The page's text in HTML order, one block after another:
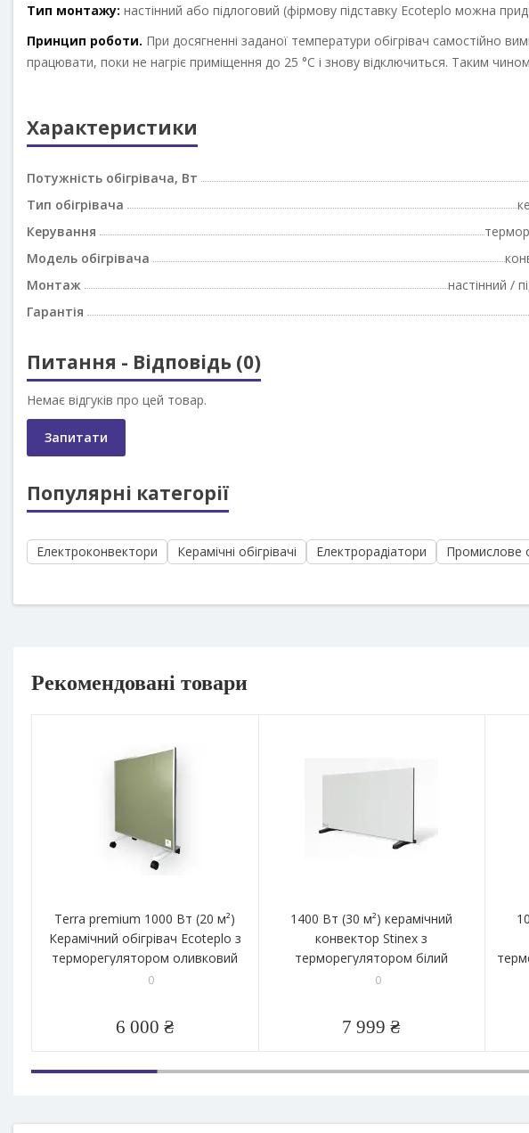
Тип монтажу: настінний або підлоговий (фірмову підставку Ecoteрlo можна
Принцип роботи. При досягненні заданої температури обігрівач самостійно
працювати, поки не нагріє приміщення до 25 °С і знову відключиться. Таким
Характеристики
Потужність обігрівача, Вт
Тип обігрівача
Керування
Модель обігрівача
Монтаж
настінний /
Гарантія
Питання - Відповідь (0)
Немає відгуків про цей товар.
Запитати
Популярні категорії
Електроконвектори Керамічні обігрівачі Електрорадіатори Промислове
Рекомендовані товари
Terra premium 1000 Вт (20 м²)
Керамічний обігрівач Ecoteplo з
терморегулятором оливковий
0
6 000 ₴
1400 Вт (30 м²) керамічний
конвектор Stinex з
терморегулятором білий
0
7 999 ₴